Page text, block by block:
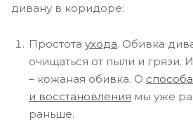
дивану в коридоре:
Простота ухода. Обивка
очищаться от пыли и грязи.
– кожаная обивка. О
и восстановления мы уже
раньше.